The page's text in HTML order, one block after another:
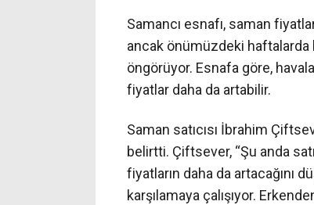
Samancı esnafı, saman
ancak önümüzdeki haftalarda
öngörüyor. Esnafa göre,
fiyatlar daha da artabilir.
Saman satıcısı İbrahim
belirtti. Çiftsever, “Şu anda
fiyatların daha da artacağını
karşılamaya çalışıyor.